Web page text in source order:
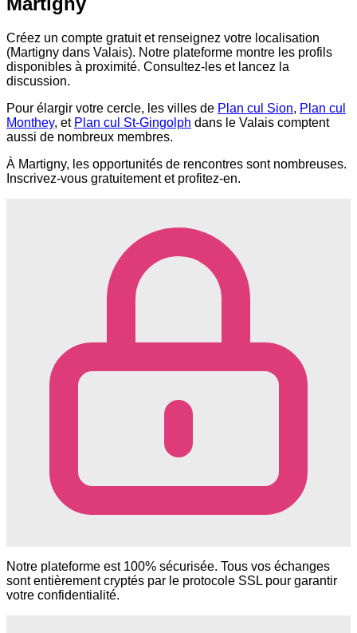
Créez un compte gratuit et renseignez votre localisation
(Martigny dans Valais). Notre plateforme montre les profils
disponibles à proximité. Consultez-les et lancez la
discussion.
Pour élargir votre cercle, les villes de Plan cul Sion, Plan cul
Monthey, et Plan cul St-Gingolph dans le Valais comptent
aussi de nombreux membres.
À Martigny, les opportunités de rencontres sont nombreuses.
Inscrivez-vous gratuitement et profitez-en.
Notre plateforme est 100% sécurisée. Tous vos échanges
sont entièrement cryptés par le protocole SSL pour garantir
votre confidentialité.